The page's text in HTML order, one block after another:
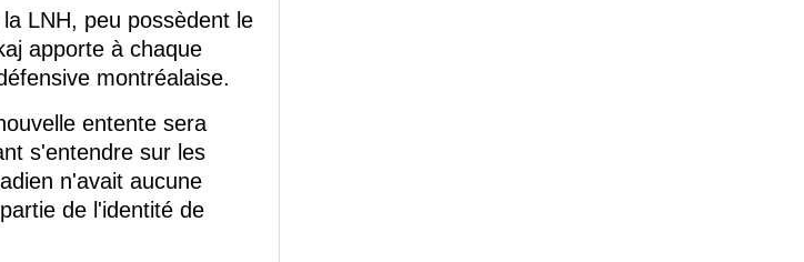
LNH, peu possèdent le
apporte à chaque
montréalaise.
entente sera
s'entendre sur les
n'avait aucune
de l'identité de